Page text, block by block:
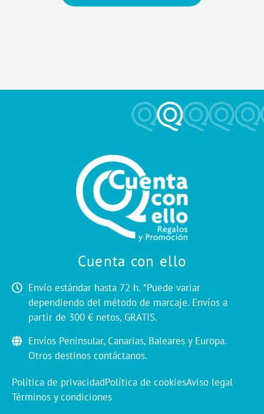
Cuenta con ello
Envío estándar hasta 72 h. *Puede variar
dependiendo del método de marcaje. Envíos a
partir de 300 € netos, GRATIS.
Envíos Peninsular, Canarias, Baleares y Europa.
Otros destinos contáctanos.
Política de privacidadPolítica de cookiesAviso legal
Términos y condiciones